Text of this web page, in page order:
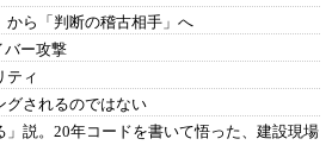
ら「判断の稽古相手」へ
バー攻撃
ティ
グされるのではない
」説。20年コードを書いて悟った、建設現場